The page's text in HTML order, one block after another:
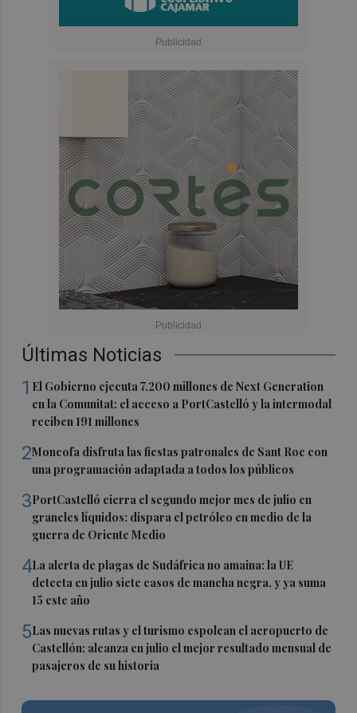
Últimas Noticias
1 El Gobierno ejecuta 7.200 millones de Next Generation
en la Comunitat: el acceso a PortCastelló y la intermodal
reciben 191 millones
2Moncofa disfruta las fiestas patronales de Sant Roc con
una programación adaptada a todos los públicos
3PortCastelló cierra el segundo mejor mes de julio en
graneles líquidos: dispara el petróleo en medio de la
guerra de Oriente Medio
4La alerta de plagas de Sudáfrica no amaina: la UE
detecta en julio siete casos de mancha negra, y ya suma
15 este año
5Las nuevas rutas y el turismo espolean el aeropuerto de
Castellón: alcanza en julio el mejor resultado mensual de
pasajeros de su historia